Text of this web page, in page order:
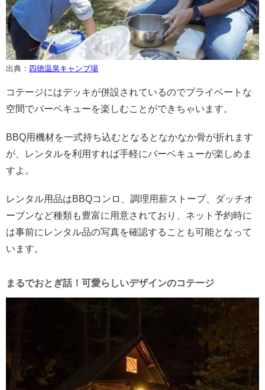
出典： 四徳温泉キャンプ場
コテージにはデッキが併設されているのでプライベートな
空間でバーベキューを楽しむことができちゃいます。
BBQ用機材を一式持ち込むとなるとなかなか骨が折れます
が、レンタルを利用すれば手軽にバーベキューが楽しめま
すよ。
レンタル用品はBBQコンロ、調理用薪ストーブ、ダッチオ
ーブンなど種類も豊富に用意されており、ネット予約時に
は事前にレンタル品の写真を確認することも可能となって
います。
まるでおとぎ話！可愛らしいデザインのコテージ